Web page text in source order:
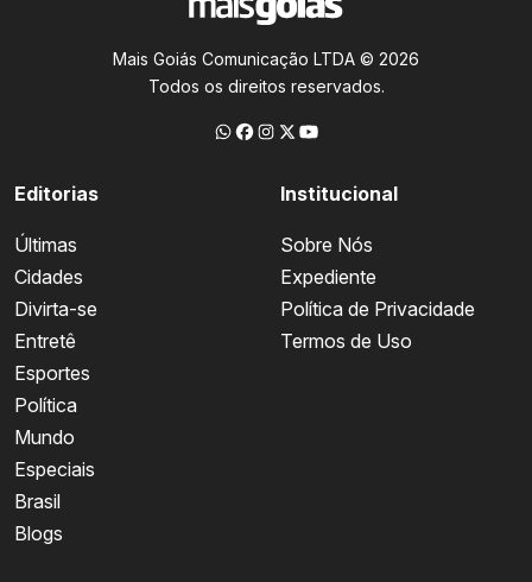
Mais Goiás Comunicação LTDA © 2026
Todos os direitos reservados.
Editorias
Últimas
Cidades
Divirta-se
Entretê
Esportes
Política
Mundo
Especiais
Brasil
Blogs
Institucional
Sobre Nós
Expediente
Política de Privacidade
Termos de Uso